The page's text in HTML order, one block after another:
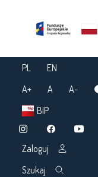
PL
EN
A+
A
A-
BIP
Zaloguj
Szukaj